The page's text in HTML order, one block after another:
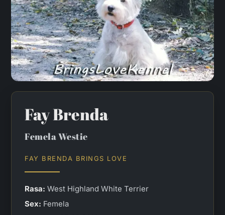
Fay Brenda
Femela Westie
FAY BRENDA BRINGS LOVE
Rasa: West Highland White Terrier
Sex: Femela